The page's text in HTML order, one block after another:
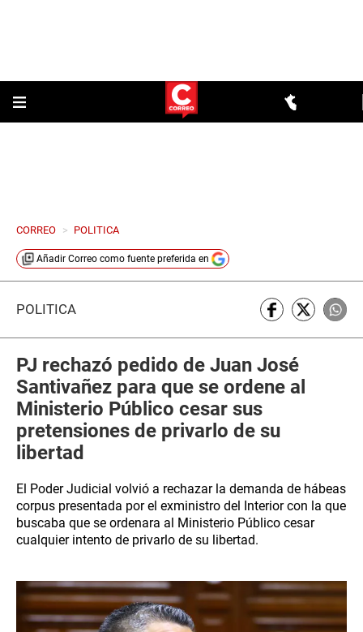
CORREO > POLITICA
Añadir Correo como fuente preferida en
POLÍTICA
PJ rechazó pedido de Juan José
Santivañez para que se ordene al
Ministerio Público cesar sus
pretensiones de privarlo de su
libertad
El Poder Judicial volvió a rechazar la demanda de hábeas
corpus presentada por el exministro del Interior con la que
buscaba que se ordenara al Ministerio Público cesar
cualquier intento de privarlo de su libertad.